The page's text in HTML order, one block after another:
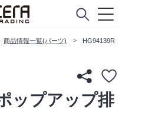
商品情報一覧(パーツ)
HG94139R
ップアップ排